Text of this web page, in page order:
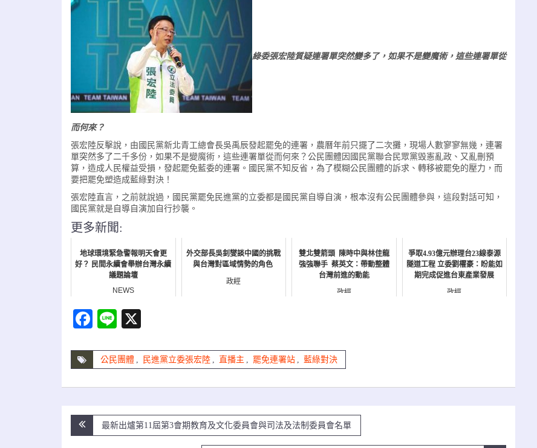
綠委張宏陸質疑連署單突然變多了，如果不是變魔術，這些連署單從
而何來？
張宏陸反擊說，由國民黨新北青工總會長吳禹辰發起罷免的連署，農曆年前只擺了二次攤，現場人數寥寥無幾，連署
單突然多了二千多份，如果不是變魔術，這些連署單從而何來？公民團體因國民黨聯合民眾黨毁憲亂政、又亂刪預
算，造成人民權益受損，發起罷免藍委的連署。國民黨不知反省，為了模糊公民團體的訴求、轉移被罷免的壓力，而
要把罷免塑造成藍綠對決！
張宏陸直言，之前就說過，國民黨罷免民進黨的立委都是國民黨自導自演，根本沒有公民團體參與，這段對話可知，
國民黨就是自導自演加自行抄襲。
更多新聞:
地球環境緊急警報明天會更
好？ 民間永續會舉辦台灣永續
議題論壇
NEWS
外交部長吳釗燮談中國的挑戰
與台灣對區域情勢的角色
政經
雙北雙箭頭 陳時中與林佳龍
強強聯手 蔡英文：帶動整體
台灣前進的動能
政經
爭取4.93億元辦理台23線泰源
隧道工程 立委劉櫂豪：盼能如
期完成促進台東產業發展
政經
Facebook
Line
公民團體 , 民進黨立委張宏陸 , 直播主 , 罷免連署站 , 藍綠對決
文
最新出爐第11屆第3會期教育及文化委員會與司法及法制委員會名單